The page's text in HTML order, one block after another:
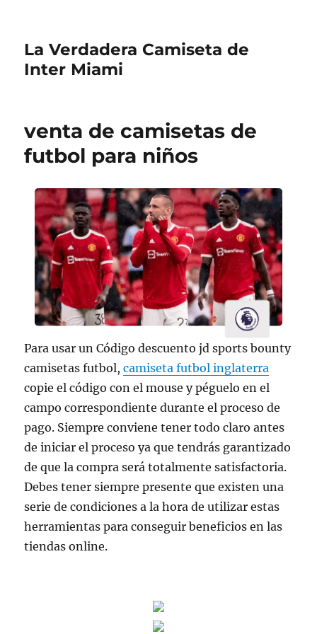
La Verdadera Camiseta de
Inter Miami
venta de camisetas de
futbol para niños
Para usar un Código descuento jd sports bounty
camisetas futbol,camiseta futbol inglaterra
copie el código con el mouse y péguelo en el
campo correspondiente durante el proceso de
pago. Siempre conviene tener todo claro antes
de iniciar el proceso ya que tendrás garantizado
de que la compra será totalmente satisfactoria.
Debes tener siempre presente que existen una
serie de condiciones a la hora de utilizar estas
herramientas para conseguir beneficios en las
tiendas online.